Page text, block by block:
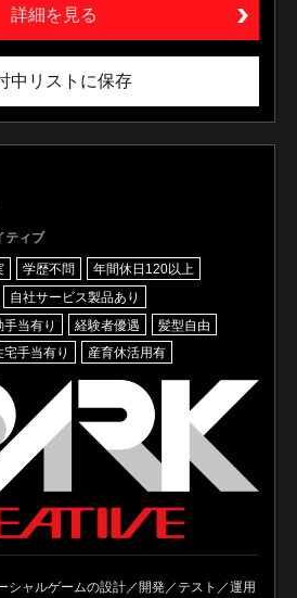
詳細を見る
中リストに保存
ティブ
学歴不問
年間休日120以上
自社サービス製品あり
手当有り 経験者優遇
髪型自由
宅手当有り 産育休活用有
シャルゲームの設計／開発／テスト／運用